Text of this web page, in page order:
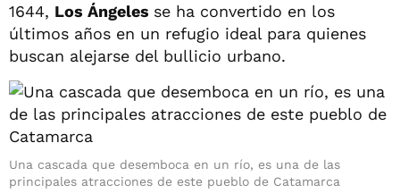
1644, Los Ángeles se ha convertido en los
últimos años en un refugio ideal para quienes
buscan alejarse del bullicio urbano.
Una cascada que desemboca en un río, es una de las
principales atracciones de este pueblo de Catamarca